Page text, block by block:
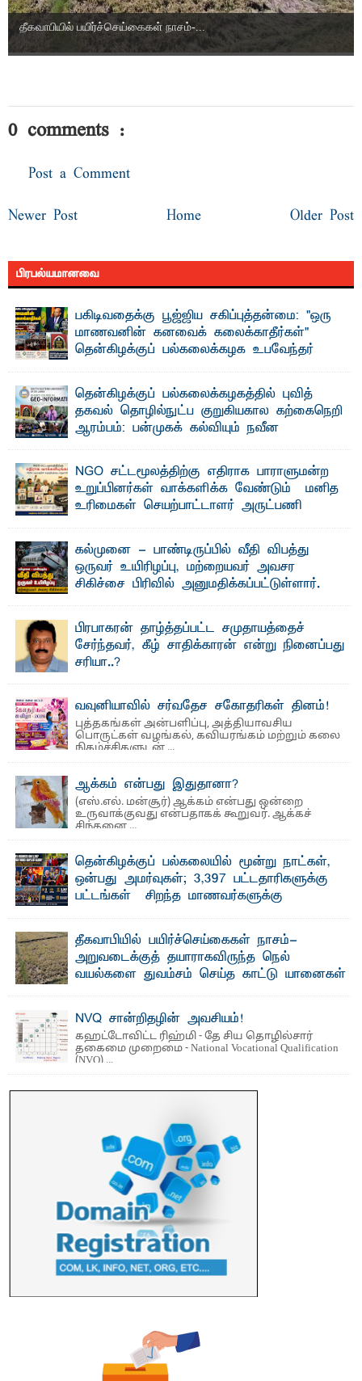
தீகவாபியில் பயிர்ச்செய்கைகள் நாசம்-...
0 comments :
Post a Comment
Newer Post Older Post
Home
பிரபல்யமானவை
பகிடிவதைக்கு பூஜ்ஜிய சகிப்புத்தன்மை: "ஒரு
மாணவனின் கனவைக் கலைக்காதீர்கள்" –
தென்கிழக்குப் பல்கலைக்கழக உபவேந்தர்
"ஒ ரு மாணவனின் அல்லது மாணவியின் கனவு என்னால்
கலைக்கப்படாது" என்ற உறுதியை ஒவ்வொரு மாணவரும் ...
தென்கிழக்குப் பல்கலைக்கழகத்தில் புவித்
தகவல் தொழில்நுட்ப குறுகியகால கற்கைநெறி
ஆரம்பம்: பன்முகக் கல்வியும் நவீன
பேராசிரியர் எம். எம். பாஸில்
தெ ன்கிழக்குப் பல்கலைக்கழகத்தின் கலை மற்றும் கலாசார
பீடத்தின் புவியியல் துறையினால் ...
NGO சட்டமூலத்திற்கு எதிராக பாராளுமன்ற
உறுப்பினர்கள் வாக்களிக்க வேண்டும் – மனித
உரிமைகள் செயற்பாட்டாளர் அருட்பணி
ஜே. எப். காமிலா பேகம்- இ லங்கை அரசாங்கம் அரசுசாரா
அமைப்புகள் (NGO) தொடர்பான புதிய சட்டமூலத்தை ...
கல்முனை - பாண்டிருப்பில் வீதி விபத்து
ஒருவர் உயிரிழப்பு, மற்றையவர் அவசர
சிகிச்சை பிரிவில் அனுமதிக்கப்பட்டுள்ளார்.
பாண்டிருப்பு ...பிரபாகரன் தாழ்த்தப்பட்ட சமுதாயத்தைச்
சேர்ந்தவர், கீழ் சாதிக்காரன் என்று நினைப்பது
சரியா..?
வவுனியாவில் சர்வதேச சகோதரிகள் தினம்!
புத்தகங்கள் அன்பளிப்பு, அத்தியாவசிய
பொருட்கள் வழங்கல், கவியரங்கம் மற்றும் கலை
நிகழ்ச்சிகளுடன் ...
ஆக்கம் என்பது இதுதானா?
(எஸ்.எல். மன்சூர்) ஆக்கம் என்பது ஒன்றை
உருவாக்குவது என்பதாகக் கூறுவர். ஆக்கச்
சிந்தனை ...
தென்கிழக்குப் பல்கலையில் மூன்று நாட்கள்,
ஒன்பது அமர்வுகள்; 3,397 பட்டதாரிகளுக்கு
பட்டங்கள் – சிறந்த மாணவர்களுக்கு
மற்றும் சிறப்புப் பரிசுகள்
எம்.வை. அமீர்- ஒ லுவிலில் அமைந்துள்ள தென்கிழக்குப்
பல்கலைக்கழகத்தின் 18ஆவது பொதுப் பட்டமளிப்பு விழா ...
தீகவாபியில் பயிர்ச்செய்கைகள் நாசம்-
அறுவடைக்குத் தயாராகவிருந்த நெல்
வயல்களை துவம்சம் செய்த காட்டு யானைகள்
காணப்பட்ட பல ...NVQ சான்றிதழின் அவசியம்!
கஹட்டோவிட்ட ரிஹ்மி - தே சிய தொழில்சார்
தகைமை முறைமை - National Vocational Qualification
(NVQ) ...